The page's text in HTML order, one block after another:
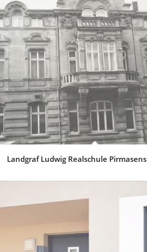
Landgraf Ludwig Realschule Pirmasens